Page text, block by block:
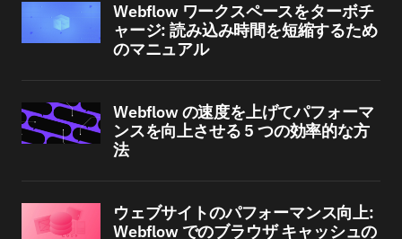
Webflow ワークスペースをターボチ
ャージ: 読み込み時間を短縮するため
のマニュアル
Webflow の速度を上げてパフォーマ
ンスを向上させる 5 つの効率的な方
法
ウェブサイトのパフォーマンス向上:
Webflow でのブラウザ キャッシュの